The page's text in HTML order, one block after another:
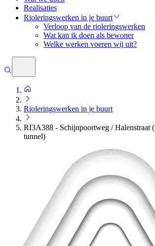
Realisaties
Rioleringswerken in je buurt
Verloop van de rioleringswerken
Wat kan ik doen als bewoner
Welke werken voeren wij uit?
Rioleringswerken in je buurt
RI3A388 - Schijnpoortweg / Halenstraat
tunnel)